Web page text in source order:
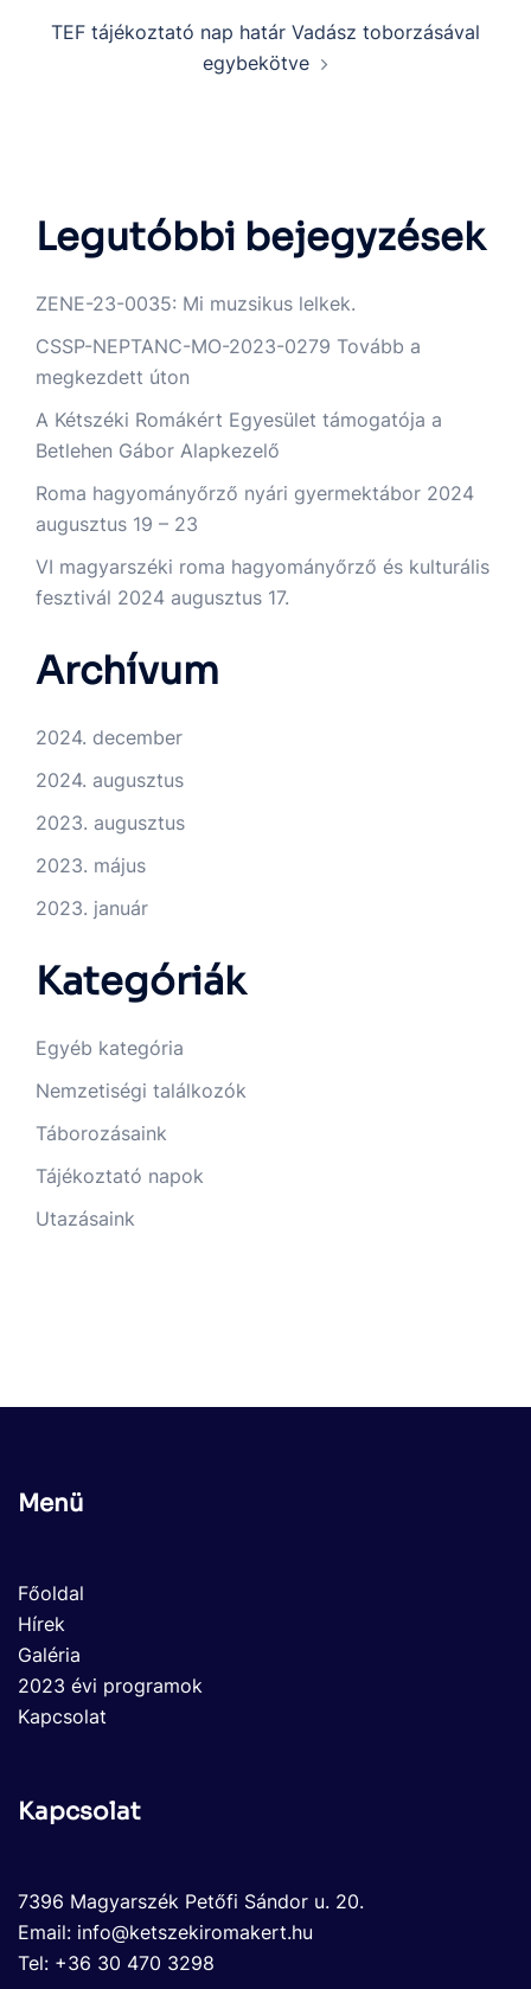
TEF tájékoztató nap határ Vadász toborzásával
egybekötve
Legutóbbi bejegyzések
ZENE-23-0035: Mi muzsikus lelkek.
CSSP-NEPTANC-MO-2023-0279 Tovább a
megkezdett úton
A Kétszéki Romákért Egyesület támogatója a
Betlehen Gábor Alapkezelő
Roma hagyományőrző nyári gyermektábor 2024
augusztus 19 – 23
VI magyarszéki roma hagyományőrző és kulturális
fesztivál 2024 augusztus 17.
Archívum
2024. december
2024. augusztus
2023. augusztus
2023. május
2023. január
Kategóriák
Egyéb kategória
Nemzetiségi találkozók
Táborozásaink
Tájékoztató napok
Utazásaink
Menü
Főoldal
Hírek
Galéria
2023 évi programok
Kapcsolat
Kapcsolat
7396 Magyarszék Petőfi Sándor u. 20.
Email: info@ketszekiromakert.hu
Tel: +36 30 470 3298